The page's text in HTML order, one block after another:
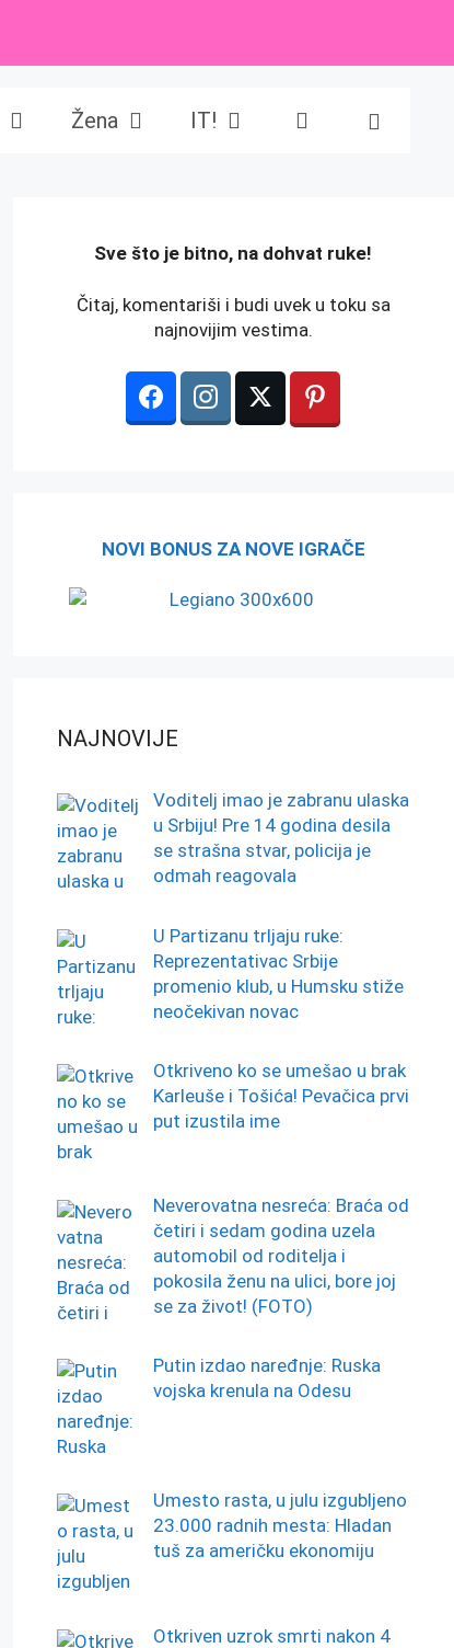
Žena IT!
️Sve što je bitno, na dohvat ruke!
Čitaj, komentariši i budi uvek u toku sa
najnovijim vestima.
NOVI BONUS ZA NOVE IGRAČE
NAJNOVIJE
Voditelj imao je zabranu ulaska
u Srbiju! Pre 14 godina desila
se strašna stvar, policija je
odmah reagovala
U Partizanu trljaju ruke:
Reprezentativac Srbije
promenio klub, u Humsku stiže
neočekivan novac
Otkriveno ko se umešao u brak
Karleuše i Tošića! Pevačica prvi
put izustila ime
Neverovatna nesreća: Braća od
četiri i sedam godina uzela
automobil od roditelja i
pokosila ženu na ulici, bore joj
se za život! (FOTO)
Putin izdao naređnje: Ruska
vojska krenula na Odesu
Umesto rasta, u julu izgubljeno
23.000 radnih mesta: Hladan
tuš za američku ekonomiju
Otkriven uzrok smrti nakon 4